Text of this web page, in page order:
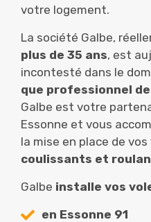
votre logement.
La société Galbe,
plus de 35 ans, est
incontesté dans le
que professionnel
Galbe est votre
Essonne et vous
la mise en place de vos
coulissants et
Galbe installe vos
en Essonne 91